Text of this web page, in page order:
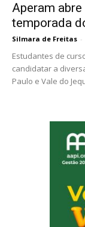
Aperam
temporada
Silmara de Freitas -
Estudantes de
candidatar a
Paulo e Vale do